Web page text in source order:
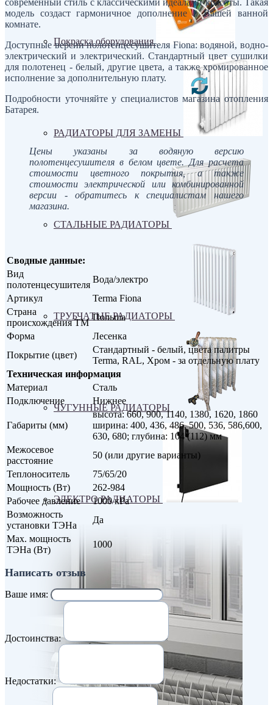
Покраска оборудования
РАДИАТОРЫ ДЛЯ ЗАМЕНЫ
СТАЛЬНЫЕ РАДИАТОРЫ
ТРУБЧАТЫЕ РАДИАТОРЫ
ЧУГУННЫЕ РАДИАТОРЫ
ЭЛЕКТРО РАДИАТОРЫ
современный стиль с классическими идеалами красоты. Такая
модель создаст гармоничное дополнение в Вашей ванной
комнате.
Доступные версии полотенцесушителя Fiona: водяной, водно-
электрический и электрический. Стандартный цвет сушилки
для полотенец - белый, другие цвета, а также хромированное
исполнение за дополнительную плату.
Подробности уточняйте у специалистов магазина отопления
Батарея.
Цены указаны за водяную версию
полотенцесушителя в белом цвете. Для расчета
стоимости цветного покрытия, а также
стоимости электрической или комбинированной
версии - обратитесь к специалистам нашего
магазина.
Сводные данные:
Вид
полотенцесушителя
Вода/электро
Артикул
Terma Fiona
Страна
происхождения ТМ
Польша
Форма
Лесенка
Покрытие (цвет)
Стандартный - белый, цвета палитры
Terma, RAL, Хром - за отдельную плату
Техническая информация
Материал
Сталь
Подключение
Нижнее
Габариты (мм)
высота: 660, 900, 1140, 1380, 1620, 1860
ширина: 400, 436, 486, 500, 536, 586,600,
630, 680; глубина: 104 (112) мм
Межосевое
расстояние
50 (или другие варианты)
Теплоноситель
75/65/20
Мощность (Вт)
262-984
Рабочее давление
1000 кРа
Возможность
установки ТЭНа
Да
Max. мощность
ТЭНа (Вт)
1000
Написать отзыв
Ваше имя:
Достоинства:
Недостатки: